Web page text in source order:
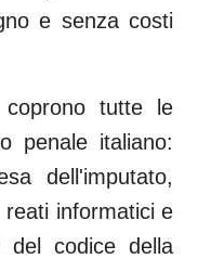
e senza costi
coprono tutte le
penale italiano:
dell'imputato,
informatici e
del codice della